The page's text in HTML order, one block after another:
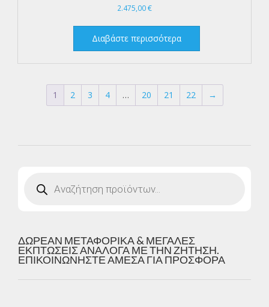
2.475,00€
Διαβάστε περισσότερα
1 2 3 4 … 20 21 22 →
search
ΔΩΡΕΑΝ ΜΕΤΑΦΟΡΙΚΑ & ΜΕΓΑΛΕΣ
ΕΚΠΤΩΣΕΙΣ ΑΝΑΛΟΓΑ ΜΕ ΤΗΝ ΖΗΤΗΣΗ.
ΕΠΙΚΟΙΝΩΝΗΣΤΕ ΑΜΕΣΑ ΓΙΑ ΠΡΟΣΦΟΡΑ